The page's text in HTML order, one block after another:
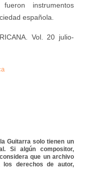
instrumentos
española.
Vol. 20 julio-
Guitarra solo tienen un
Si algún compositor,
que un archivo
los derechos de autor,